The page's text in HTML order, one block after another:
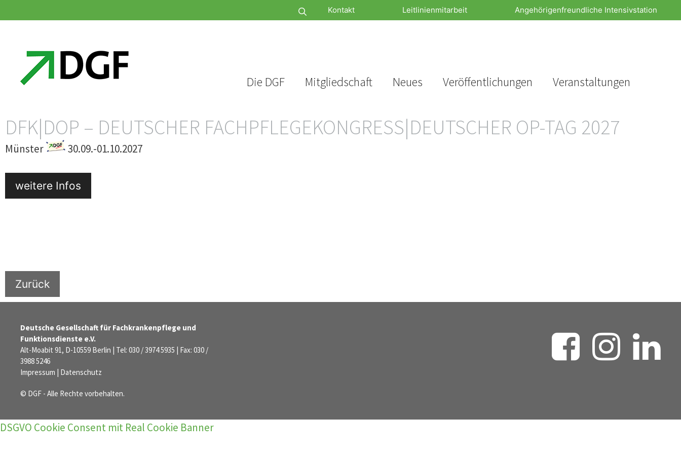
Inhalt
Inhalt
Kontakt Leitlinienmitarbeit Angehörigenfreundliche Intensivstation
Die DGF Mitgliedschaft Neues Veröffentlichungen Veranstaltungen
DFK|DOP – DEUTSCHER FACHPFLEGEKONGRESS|DEUTSCHER OP-TAG 2027
Münster 30.09.-01.10.2027
weitere Infos
Zurück
Deutsche Gesellschaft für Fachkrankenpflege und
Funktionsdienste e.V.
Alt-Moabit 91, D-10559 Berlin | Tel: 030 / 3974 5935 | Fax: 030 /
3988 5246
Impressum | Datenschutz
© DGF - Alle Rechte vorbehalten.
DSGVO Cookie Consent mit Real Cookie Banner